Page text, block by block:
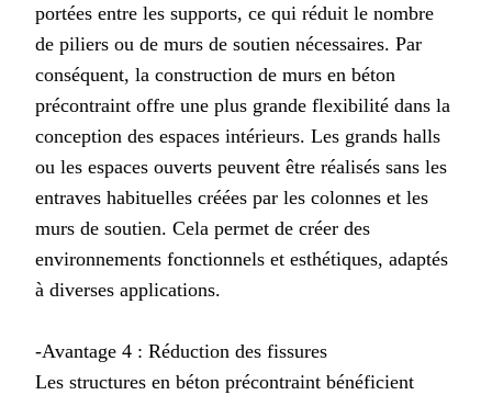
portées entre les supports, ce qui réduit le nombre
de piliers ou de murs de soutien nécessaires. Par
conséquent, la construction de murs en béton
précontraint offre une plus grande flexibilité dans la
conception des espaces intérieurs. Les grands halls
ou les espaces ouverts peuvent être réalisés sans les
entraves habituelles créées par les colonnes et les
murs de soutien. Cela permet de créer des
environnements fonctionnels et esthétiques, adaptés
à diverses applications.
-Avantage 4 : Réduction des fissures
Les structures en béton précontraint bénéficient